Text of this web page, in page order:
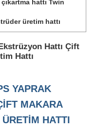
hattı Twin
üretim hattı
Hattı Çift
Hattı
YAPRAK
MAKARA
HATTI